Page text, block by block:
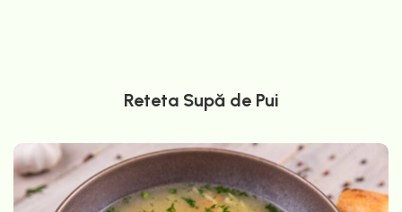
Reteta Supă de Pui